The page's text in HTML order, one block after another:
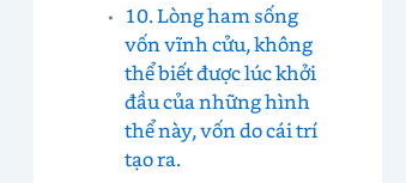
10. Lòng ham sống
vốn vĩnh cửu, không
thể biết được lúc khởi
đầu của những hình
thể này, vốn do cái trí
tạo ra.